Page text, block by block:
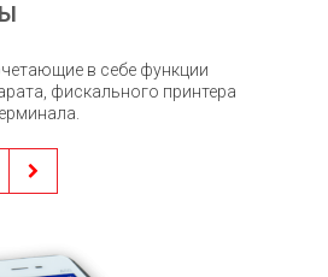
в себе функции
фискального принтера